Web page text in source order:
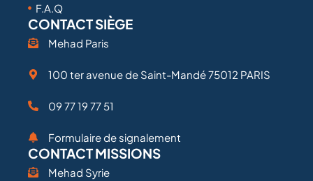
F.A.Q
CONTACT SIÈGE
Mehad Paris
100 ter avenue de Saint-Mandé 75012 PARIS
09 77 19 77 51
Formulaire de signalement
CONTACT MISSIONS
Mehad Syrie